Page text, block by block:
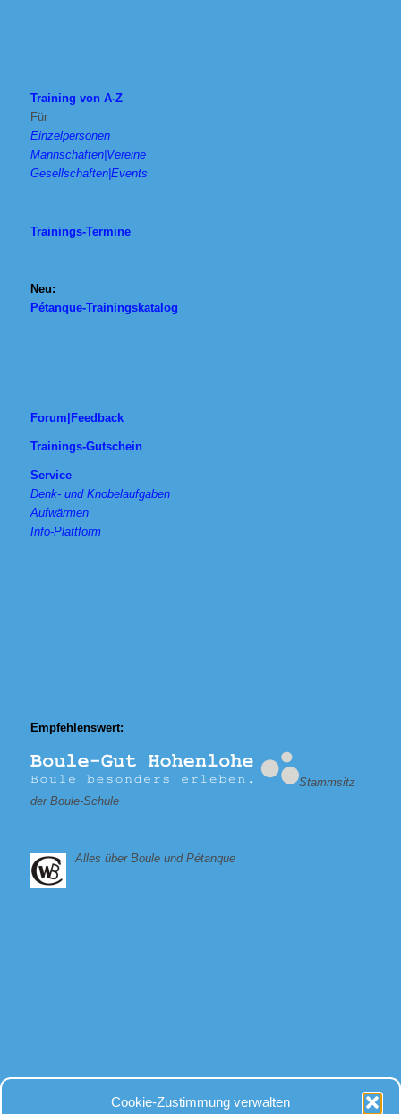
Cookie-Zustimmung verwalten
Training von A-Z
Für
Einzelpersonen
Mannschaften|Vereine
Gesellschaften|Events
Trainings-Termine
Neu:
Pétanque-Trainingskatalog
Forum|Feedback
Trainings-Gutschein
Service
Denk- und Knobelaufgaben
Aufwärmen
Info-Plattform
Empfehlenswert:
Stammsitz
der Boule-Schule
Alles über Boule und Pétanque
Bei allen Fragen
rund um Kugeln und Zubehör, gibt es für uns nur eine Antwort: